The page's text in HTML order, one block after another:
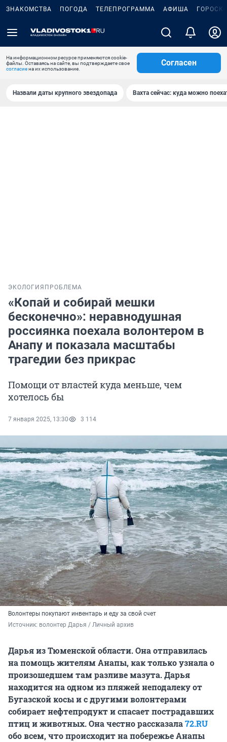
ЗНАКОМСТВА ПОГОДА ТЕЛЕПРОГРАММА АФИША
На информационном ресурсе применяются cookie-
файлы. Оставаясь на сайте, вы подтверждаете свое
согласиена их использование.
Согласен
Назвали даты крупного звездопада Вахта сейчас: куда можно
ЭКОЛОГИЯ ПРОБЛЕМА
«Копай и собирай мешки
бесконечно»: неравнодушная
россиянка поехала волонтером в
Анапу и показала масштабы
трагедии без прикрас
Помощи от властей куда меньше, чем
хотелось бы
7 января 2025, 13:30 3 114
Волонтеры покупают инвентарь и еду за свой счет
Источник: волонтер Дарья / Личный архив
Дарья из Тюменской области. Она отправилась
на помощь жителям Анапы, как только узнала о
произошедшем там разливе мазута. Дарья
находится на одном из пляжей неподалеку от
Бугазской косы и с другими волонтерами
собирает нефтепродукт и спасает пострадавших
птиц и животных. Она честно рассказала72.RU
обо всем, что происходит на побережье Анапы